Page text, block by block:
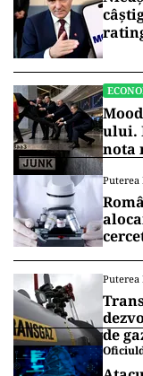
ului.
nota
Puterea
Puterea
de